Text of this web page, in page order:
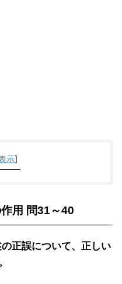
示]
用 問31～40
正誤について、正しい